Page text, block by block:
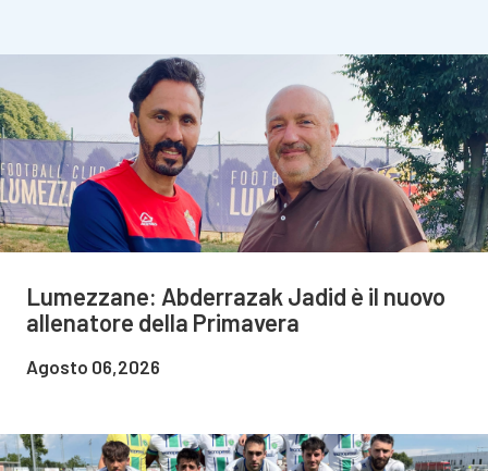
Lumezzane: Abderrazak Jadid è il nuovo
allenatore della Primavera
Agosto 06,2026